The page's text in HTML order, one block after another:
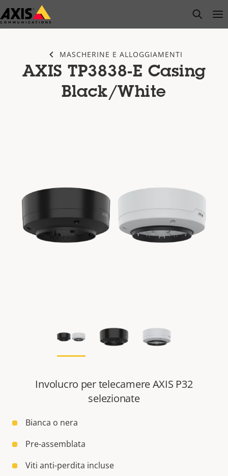
Salta
al
open
MASCHERINE E ALLOGGIAMENTI
AXIS TP3838-E Casing
Black/White
Involucro per telecamere AXIS P32
selezionate
Bianca o nera
Pre-assemblata
Viti anti-perdita incluse